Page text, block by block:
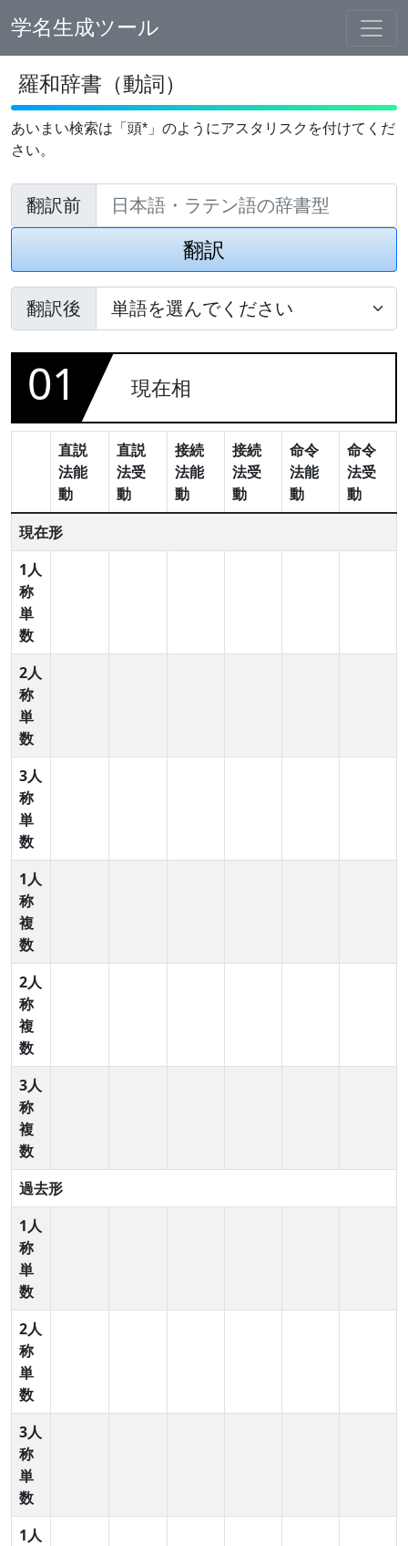
学名生成ツール
羅和辞書（動詞）
あいまい検索は「頭*」のようにアスタリスクを付けてくだ
さい。
翻訳前
翻訳
翻訳後
01 現在相
直説
法能
動
直説
法受
動
接続
法能
動
接続
法受
動
命令
法能
動
命令
法受
動
現在形
1人
称
単
数
2人
称
単
数
3人
称
単
数
1人
称
複
数
2人
称
複
数
3人
称
複
数
過去形
1人
称
単
数
2人
称
単
数
3人
称
単
数
1人